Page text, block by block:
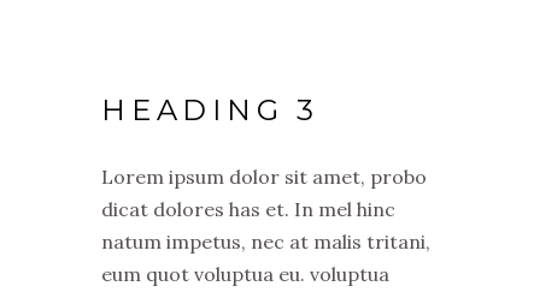
HEADING 3
Lorem ipsum dolor sit amet, probo
dicat dolores has et. In mel hinc
natum impetus, nec at malis tritani,
eum quot voluptua eu. voluptua